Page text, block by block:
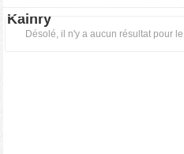
Kainry
Désolé, il n'y a aucun résultat pour